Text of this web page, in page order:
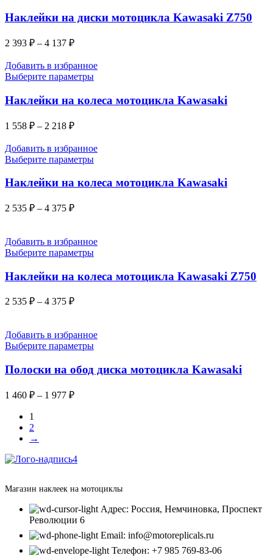
Наклейки на диски мотоцикла Kawasaki Z750
2 393 ₽ – 4 137 ₽
Добавить в избранное
Выберите параметры
Наклейки на колеса мотоцикла Kawasaki
1 558 ₽ – 2 218 ₽
Добавить в избранное
Выберите параметры
Наклейки на колеса мотоцикла Kawasaki
2 535 ₽ – 4 375 ₽
Добавить в избранное
Выберите параметры
Наклейки на колеса мотоцикла Kawasaki Z750
2 535 ₽ – 4 375 ₽
Добавить в избранное
Выберите параметры
Полоски на обод диска мотоцикла Kawasaki
1 460 ₽ – 1 977 ₽
1
2
→
Магазин наклеек на мотоциклы
Адрес: Россия, Немчиновка, Проспект
Революции 6
Email: info@motoreplicals.ru
Телефон: +7 985 769-83-06